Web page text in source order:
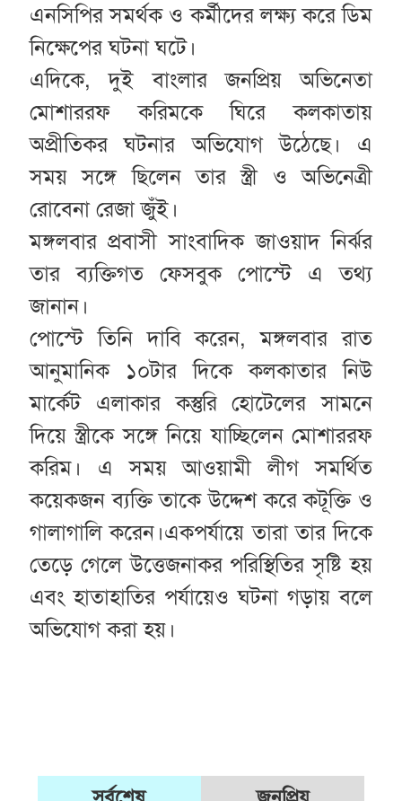
এনসিপির সমর্থক ও কর্মীদের লক্ষ্য করে ডিম
নিক্ষেপের ঘটনা ঘটে।
এদিকে, দুই বাংলার জনপ্রিয় অভিনেতা
মোশাররফ করিমকে ঘিরে কলকাতায়
অপ্রীতিকর ঘটনার অভিযোগ উঠেছে। এ
সময় সঙ্গে ছিলেন তার স্ত্রী ও অভিনেত্রী
রোবেনা রেজা জুঁই।
মঙ্গলবার প্রবাসী সাংবাদিক জাওয়াদ নির্ঝর
তার ব্যক্তিগত ফেসবুক পোস্টে এ তথ্য
জানান।
পোস্টে তিনি দাবি করেন, মঙ্গলবার রাত
আনুমানিক ১০টার দিকে কলকাতার নিউ
মার্কেট এলাকার কস্তুরি হোটেলের সামনে
দিয়ে স্ত্রীকে সঙ্গে নিয়ে যাচ্ছিলেন মোশাররফ
করিম। এ সময় আওয়ামী লীগ সমর্থিত
কয়েকজন ব্যক্তি তাকে উদ্দেশ করে কটূক্তি ও
গালাগালি করেন।একপর্যায়ে তারা তার দিকে
তেড়ে গেলে উত্তেজনাকর পরিস্থিতির সৃষ্টি হয়
এবং হাতাহাতির পর্যায়েও ঘটনা গড়ায় বলে
অভিযোগ করা হয়।